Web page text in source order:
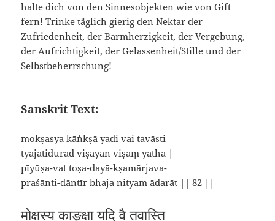
halte dich von den Sinnesobjekten wie von Gift
fern! Trinke täglich gierig den Nektar der
Zufriedenheit, der Barmherzigkeit, der Vergebung,
der Aufrichtigkeit, der Gelassenheit/Stille und der
Selbstbeherrschung!
Sanskrit Text:
mokṣasya kāṅkṣā yadi vai tavāsti
tyajātidūrād viṣayān viṣaṃ yathā |
pīyūṣa-vat toṣa-dayā-kṣamārjava-
praśānti-dāntīr bhaja nityam ādarāt || 82 ||
मोक्षस्य काङ्क्षा यदि वै तवास्ति